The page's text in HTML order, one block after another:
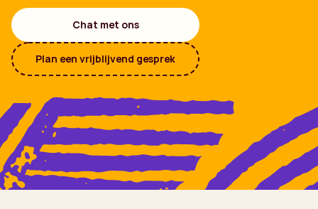
Chat met ons
Plan een vrijblijvend gesprek